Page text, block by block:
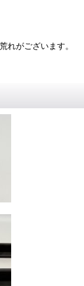
れがございます。